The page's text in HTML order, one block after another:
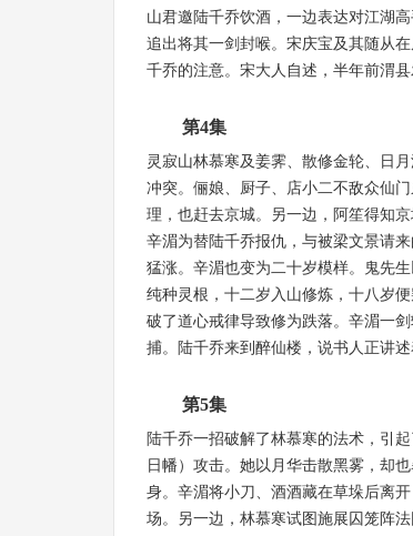
山君邀陆千乔饮酒，一边表达对江湖
追出将其一剑封喉。宋庆宝及其随从
千乔的注意。宋大人自述，半年前渭
第4集
灵寂山林慕寒及姜霁、散修金轮、日
冲突。俪娘、厨子、店小二不敌众仙
理，也赶去京城。另一边，阿笙得知
辛湄为替陆千乔报仇，与被梁文景请
猛涨。辛湄也变为二十岁模样。鬼先
纯种灵根，十二岁入山修炼，十八岁
破了道心戒律导致修为跌落。辛湄一
捕。陆千乔来到醉仙楼，说书人正讲
第5集
陆千乔一招破解了林慕寒的法术，引
日幡）攻击。她以月华击散黑雾，却
身。辛湄将小刀、酒酒藏在草垛后离
场。另一边，林慕寒试图施展囚笼阵